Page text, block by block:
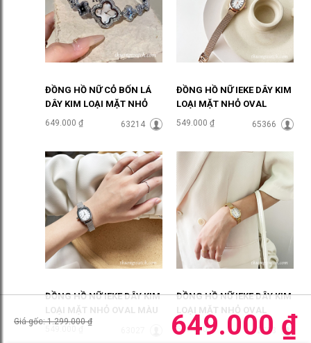
Giá gốc: 1.299.000 ₫ 649.000 ₫
ĐỒNG HỒ NỮ CỎ BỐN LÁ
DÂY KIM LOẠI MẶT NHỎ
MÀU BẠC ĐHĐ48401
649.000 ₫ 63214
ĐỒNG HỒ NỮ IEKE DÂY KIM
LOẠI MẶT NHỎ OVAL
VÀNG HỒNG ĐHĐ47803
549.000 ₫ 65366
ĐỒNG HỒ NỮ IEKE DÂY KIM
LOẠI MẶT NHỎ OVAL MÀU
BẠC ĐHĐ47802
ĐỒNG HỒ NỮ IEKE DÂY KIM
LOẠI MẶT NHỎ OVAL
VÀNG SANG CHẢNH
ĐHĐ47801
549.000 ₫ 62723